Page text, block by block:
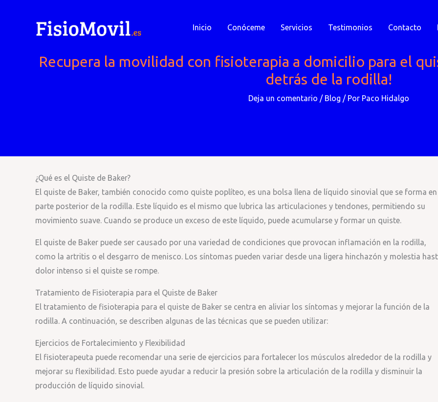
Inicio Conóceme Servicios Testimonios Contacto
Recupera la movilidad con fisioterapia a domicilio para el
detrás de la rodilla!
Deja un comentario / Blog / Por Paco Hidalgo
¿Qué es el Quiste de Baker?
El quiste de Baker, también conocido como quiste poplíteo, es una bolsa llena de líquido sinovial que se forma
parte posterior de la rodilla. Este líquido es el mismo que lubrica las articulaciones y tendones, permitiendo su
movimiento suave. Cuando se produce un exceso de este líquido, puede acumularse y formar un quiste.
El quiste de Baker puede ser causado por una variedad de condiciones que provocan inflamación en la rodilla,
como la artritis o el desgarro de menisco. Los síntomas pueden variar desde una ligera hinchazón y molestia
dolor intenso si el quiste se rompe.
Tratamiento de Fisioterapia para el Quiste de Baker
El tratamiento de fisioterapia para el quiste de Baker se centra en aliviar los síntomas y mejorar la función de la
rodilla. A continuación, se describen algunas de las técnicas que se pueden utilizar:
Ejercicios de Fortalecimiento y Flexibilidad
El fisioterapeuta puede recomendar una serie de ejercicios para fortalecer los músculos alrededor de la rodilla y
mejorar su flexibilidad. Esto puede ayudar a reducir la presión sobre la articulación de la rodilla y disminuir la
producción de líquido sinovial.